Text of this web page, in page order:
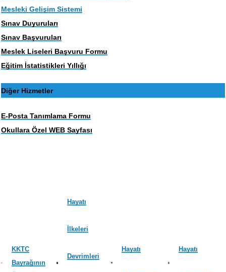
Mesleki Gelişim Sistemi
Sınav Duyuruları
Sınav Başvuruları
Meslek Liseleri Başvuru Formu
Eğitim İstatistikleri Yıllığı
Diğer Hizmetler
E-Posta Tanımlama Formu
Okullara Özel WEB Sayfası
KKTC
Bayrağının
Hayatı
İlkeleri
Devrimleri
Hayatı Hayatı